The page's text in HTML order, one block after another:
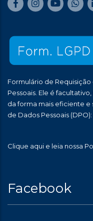
Formulário de
Pessoais. Ele é
da forma mais eficiente e
de Dados Pessoais (DPO):
Clique aqui e leia nossa
Facebook